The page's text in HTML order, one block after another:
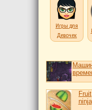
Игры для
Девочек
Fruit
ninja